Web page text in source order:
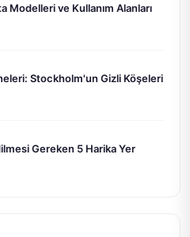
Modelleri ve Kullanım Alanları
Stockholm'un Gizli Köşeleri
Gereken 5 Harika Yer